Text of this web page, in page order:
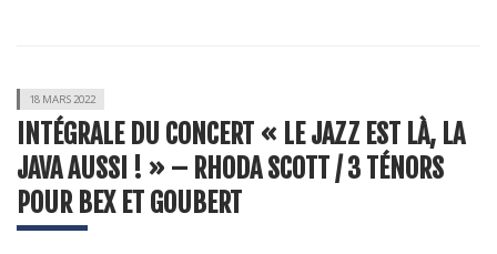
18 MARS 2022
INTÉGRALE DU CONCERT « LE JAZZ EST LÀ, LA
JAVA AUSSI ! » – RHODA SCOTT / 3 TÉNORS
POUR BEX ET GOUBERT